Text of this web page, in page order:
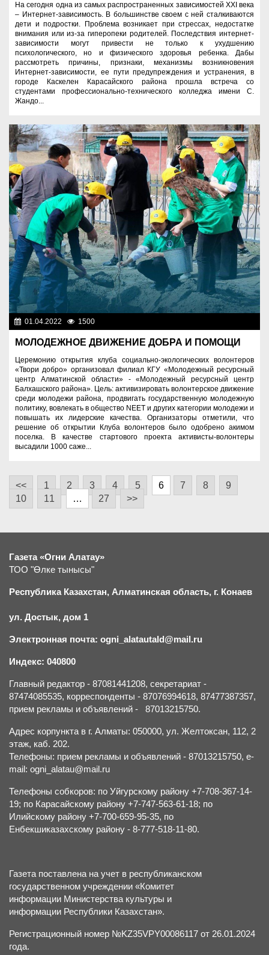
На сегодня одна из самых распространенных зависимостей XXI века
– Интернет-зависимость. В большинстве своем с ней сталкиваются
дети и подростки. Проблема возникает при стрессах, недостатке
внимания или из-за гиперопеки родителей. Последствия интернет-
зависимости могут привести не только к ухудшению
психологического, но и физического здоровья ребенка. Дабы
рассмотреть причины, признаки, механизмы возникновения
Интернет-зависимости, ее пути предупреждения и устранения, в
городе Каскелен Карасайского района прошла встреча со
студентами профессионально-технического колледжа имени С.
Жандо...
01.04.2022 1500
МОЛОДЕЖНОЕ ДВИЖЕНИЕ ДОБРА И ПОМОЩИ
Церемонию открытия клуба социально-экологических волонтеров
«Твори добро» организовал филиал КГУ «Молодежный ресурсный
центр Алматинской области» - «Молодежный ресурсный центр
Балхашского района». Цель: активизировать волонтерское движение
среди молодежи района, продвигать государственную молодежную
политику, вовлекать в общество NEET и других категории молодежи и
повышать их лидерские качества. Организаторы отметили, что
решение об открытии Клуба волонтеров было одобрено акимом
поселка. В качестве стартового проекта активисты-волонтеры
высадили 1000 саже...
<< 1 2 3 4 5 6 7 8
9
10
11 … 27 >>
Газета «Огни Алатау»
ТОО "Өлке тынысы"
Республика Казахстан, Алматинская область, г. Конаев
ул. Достык, дом 1
Электронная почта: ogni_alatautald@mail.ru
Индекс: 040800
Главный редактор - 87081441208, секретариат -
87474085535, корреспонденты - 87076994618, 87477387357,
прием рекламы и объявлений - 87013215750.
Адрес корпункта в г. Алматы: 050000, ул. Желтоксан, 112, 2
этаж, каб. 202.
Телефоны: прием рекламы и объявлений - 87013215750, e-
mail: ogni_alatau@mail.ru
Телефоны собкоров: по Уйгурскому району +7-708-367-14-
19; по Карасайскому району +7-747-563-61-18; по
Илийскому району +7-700-659-95-35, по
Енбекшиказахскому району - 8-777-518-11-80.
Газета поставлена на учет в республиканском
государственном учреждении «Комитет
информации Министерства культуры и
информации Республики Казахстан».
Регистрационный номер №KZ35VPY00086117 от 26.01.2024
года.